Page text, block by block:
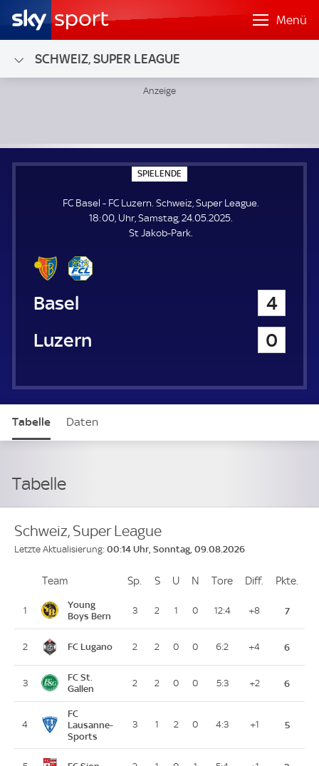
Menü
SCHWEIZ, SUPER LEAGUE
SPIELENDE
P
E
L
E
N
FC Basel - FC Luzern. Schweiz, Super League.
18:00, Uhr, Samstag, 24.05.2025.
St Jakob-Park.
FC Basel
4
FC Luzern
0
Tabelle Daten
Tabelle
Schweiz, Super League
Letzte Aktualisierung: 00:14 Uhr, Sonntag, 09.08.2026
PlatzTeam Sp. Spiele
SSiege
U Unentschieden
N Niederlagen
Tore ToreDiff. Differenz
Pkte.
1
Young
Boys Bern
3 2 1 0 12:4 +8 7
2 FC Lugano 2 2 0 0 6:2 +4 6
3
FC St.
Gallen
2 2 0 0 5:3 +2 6
4
FC
Lausanne-
Sports
3 1 2 0 4:3 +1 5